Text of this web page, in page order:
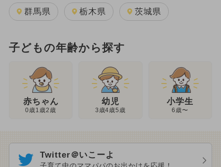
群馬県 栃木県 茨城県
子どもの年齢から探す
赤ちゃん
0歳1歳2歳
幼児
3歳4歳5歳
小学生
6歳〜
Twitter＠いこーよ